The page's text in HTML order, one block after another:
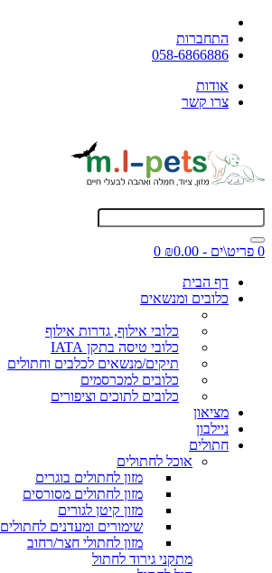
התחברות
058-6866886
אודות
צרו קשר
0 פריט\ים - ₪0.00
0
דף הבית
כלובים ומנשאים
כלובי אילוף, גדרות אילוף
כלובי טיסה בתקן IATA
תיקים/מנשאים לכלבים וחתולים
כלובים למכרסמים
כלובים לתוכים וציפורים
מציאון
ניילבון
חתולים
אוכל לחתולים
מזון לחתולים בוגרים
מזון לחתולים מסורסים
מזון קיטן לגורים
שימורים ומעדנים לחתולים
מזון לחתולי חצר/רחוב
מתקני גירוד לחתול